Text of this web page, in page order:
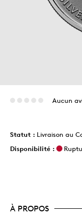
Aucun
Statut : Livraison au
Disponibilité :
À PROPOS